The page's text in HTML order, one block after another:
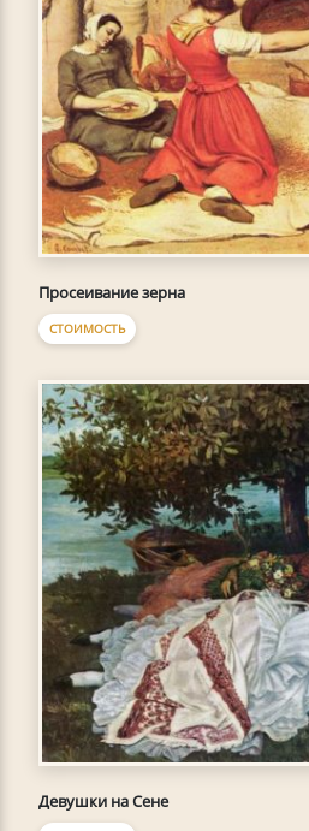
Просеивание зерна
СТОИМОСТЬ
Девушки на Сене